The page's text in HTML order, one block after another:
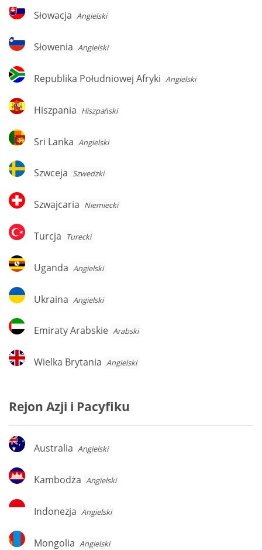
Słowacja
Słowacja Angielski
Słowenia
Słowenia Angielski
Republika
Południowej
Republika Południowej Afryki Angielski
Hiszpania
Hiszpania Hiszpański
Sri
Lanka
Sri Lanka Angielski
Szwceja
Szwceja Szwedzki
Szwajcaria
Szwajcaria Niemiecki
Turcja
Turcja Turecki
Uganda
Uganda Angielski
Ukraina
Ukraina Angielski
Emiraty
Arabskie
Emiraty Arabskie Arabski
Wielka
Brytania
Wielka Brytania Angielski
Rejon Azji i Pacyfiku
Australia
Australia Angielski
Kambodża
Kambodża Angielski
Indonezja
Indonezja Angielski
Mongolia
Mongolia Angielski